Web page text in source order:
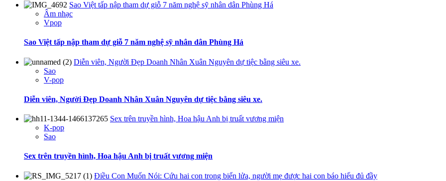
Sao Việt tấp nập tham dự giỗ 7 năm nghệ sỹ nhân dân Phùng Há
Âm nhạc
Vpop
Sao Việt tấp nập tham dự giỗ 7 năm nghệ sỹ nhân dân Phùng Há
Diễn viên, Người Đẹp Doanh Nhân Xuân Nguyên dự tiệc bằng siêu xe.
Sao
V-pop
Diễn viên, Người Đẹp Doanh Nhân Xuân Nguyên dự tiệc bằng siêu xe.
Sex trên truyền hình, Hoa hậu Anh bị truất vương miện
K-pop
Sao
Sex trên truyền hình, Hoa hậu Anh bị truất vương miện
Điều Con Muốn Nói: Cứu hai con trong biển lửa, người mẹ được hai con báo hiếu đủ đầy